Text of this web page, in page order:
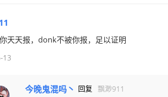
天天报，donk不被你报，足以证明
13
今晚鬼混吗丶 回复 飘渺911